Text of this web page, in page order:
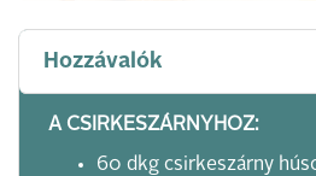
Hozzávalók
A CSIRKESZÁRNYHOZ:
60 dkg csirkeszárny